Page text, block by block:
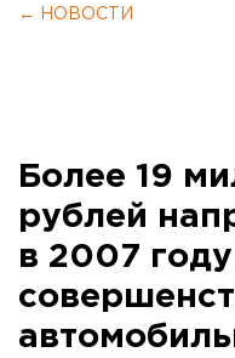
← НОВОСТИ
Более 19
рублей
в 2007